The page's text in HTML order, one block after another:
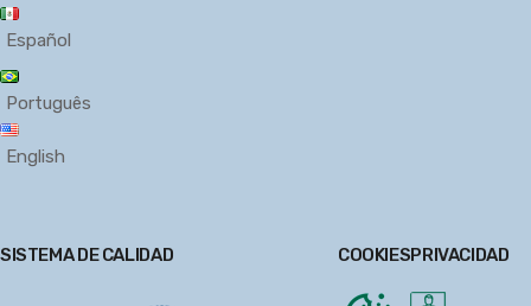
Español
Português
English
SISTEMA DE CALIDAD COOKIESPRIVACIDAD